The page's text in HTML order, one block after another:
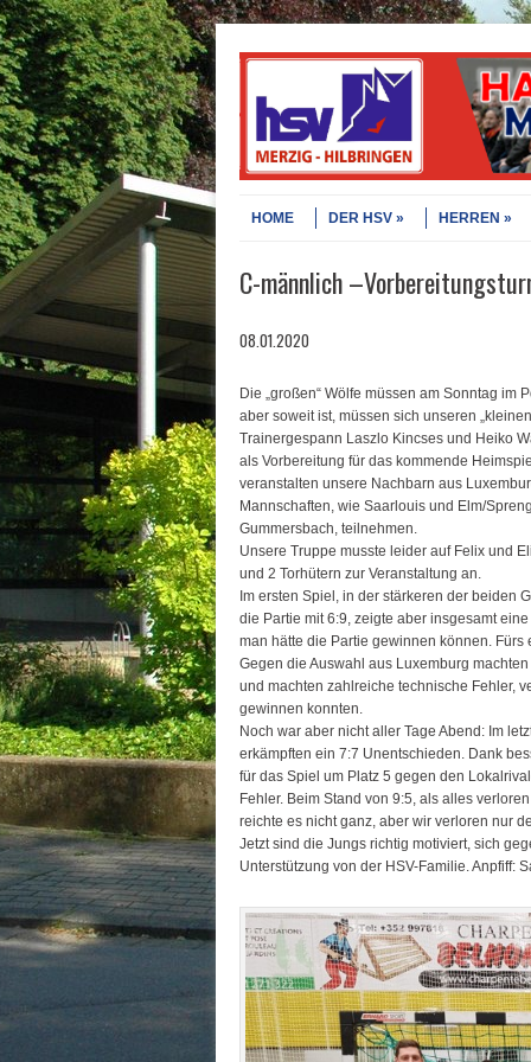
Menu
HOME
DER HSV HERREN
C-männlich
08.01.2020
Die „großen“ Wölfe müssen am Sonntag
aber soweit ist, müssen sich unseren
Trainergespann Laszlo Kincses und Heiko
als Vorbereitung für das kommende
veranstalten unsere Nachbarn aus
Mannschaften, wie Saarlouis und Elm/
Gummersbach, teilnehmen.
Unsere Truppe musste leider auf Felix und
und 2 Torhütern zur Veranstaltung an.
Im ersten Spiel, in der stärkeren der beiden
die Partie mit 6:9, zeigte aber insgesamt
man hätte die Partie gewinnen können.
Gegen die Auswahl aus Luxemburg
und machten zahlreiche technische Fehler,
gewinnen konnten.
Noch war aber nicht aller Tage Abend: Im
erkämpften ein 7:7 Unentschieden. Dank
für das Spiel um Platz 5 gegen den
Fehler. Beim Stand von 9:5, als alles
reichte es nicht ganz, aber wir verloren nur
Jetzt sind die Jungs richtig motiviert, sich
Unterstützung von der HSV-Familie. Anpfiff: